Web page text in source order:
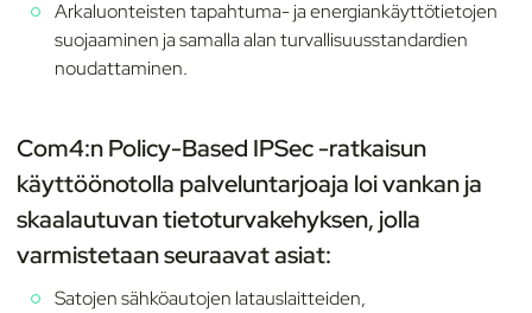
Arkaluonteisten tapahtuma- ja energiankäyttötietojen
suojaaminen ja samalla alan turvallisuusstandardien
noudattaminen.
Com4:n Policy-Based IPSec -ratkaisun
käyttöönotolla palveluntarjoaja loi vankan ja
skaalautuvan tietoturvakehyksen, jolla
varmistetaan seuraavat asiat:
Satojen sähköautojen latauslaitteiden,